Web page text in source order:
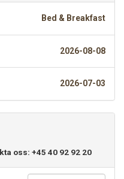
Bed & Breakfast
2026-08-08
2026-07-03
oss: +45 40 92 92 20